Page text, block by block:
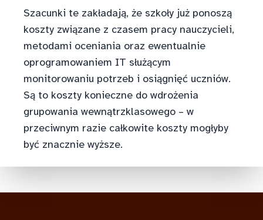
Szacunki te zakładają, że szkoły już ponoszą
koszty związane z czasem pracy nauczycieli,
metodami oceniania oraz ewentualnie
oprogramowaniem IT służącym
monitorowaniu potrzeb i osiągnięć uczniów.
Są to koszty konieczne do wdrożenia
grupowania wewnątrzklasowego – w
przeciwnym razie całkowite koszty mogłyby
być znacznie wyższe.